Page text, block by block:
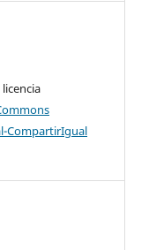
CompartirIgual